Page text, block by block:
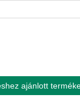
ajánlott